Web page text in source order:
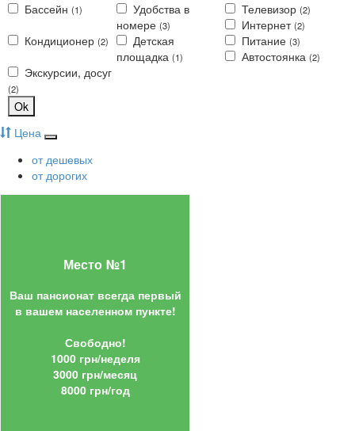
Бассейн (1)
Удобства в
номере (3)
Телевизор (2)
Интернет(2)
Кондиционер (2)
Детская
площадка (1)
Питание (3)
Автостоянка (2)
Экскурсии, досуг
(2)
Ok
Цена
от дешевых
от дорогих
Место №1
Ваш пансионат всегда первый
в вашем населенном пункте!
Свободно!
1000 грн/неделя
3000 грн/месяц
8000 грн/год